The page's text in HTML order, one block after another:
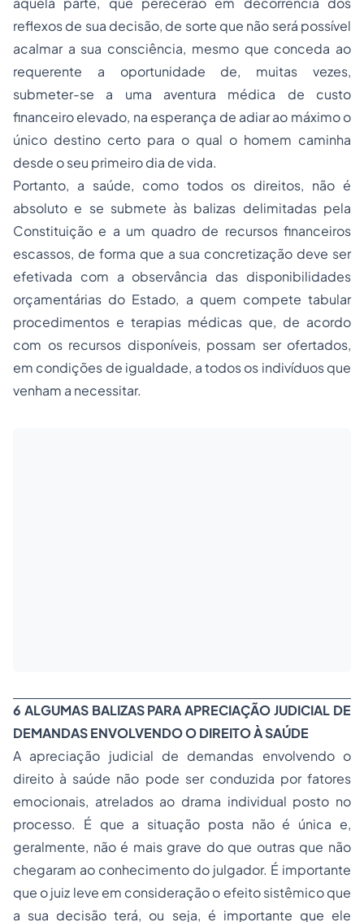
reflexos de sua decisão, de sorte que não será possível
acalmar a sua consciência, mesmo que conceda ao
requerente a oportunidade de, muitas vezes,
submeter-se a uma aventura médica de custo
financeiro elevado, na esperança de adiar ao máximo o
único destino certo para o qual o homem caminha
desde o seu primeiro dia de vida.
Portanto, a saúde, como todos os direitos, não é
absoluto e se submete às balizas delimitadas pela
Constituição e a um quadro de recursos financeiros
escassos, de forma que a sua concretização deve ser
efetivada com a observância das disponibilidades
orçamentárias do Estado, a quem compete tabular
procedimentos e terapias médicas que, de acordo
com os recursos disponíveis, possam ser ofertados,
em condições de igualdade, a todos os indivíduos que
venham a necessitar.
6 ALGUMAS BALIZAS PARA APRECIAÇÃO JUDICIAL DE
DEMANDAS ENVOLVENDO O DIREITO À SAÚDE
A apreciação judicial de demandas envolvendo o
direito à saúde não pode ser conduzida por fatores
emocionais, atrelados ao drama individual posto no
processo. É que a situação posta não é única e,
geralmente, não é mais grave do que outras que não
chegaram ao conhecimento do julgador. É importante
que o juiz leve em consideração o efeito sistêmico que
a sua decisão terá, ou seja, é importante que ele